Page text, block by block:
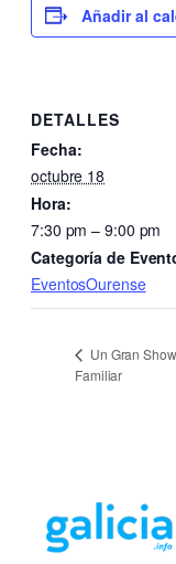
Añadir al
DETALLES
Fecha:
octubre 18
Hora:
7:30 pm – 9:00 pm
Categoría de
EventosOurense
Un Gran
Familiar